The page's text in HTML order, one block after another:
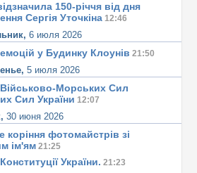
150-річчя від дня
Сергія Уточкіна 12:46
6 июля 2026
у Будинку Клоунів 21:50
5 июля 2026
Морських Сил
Сил України 12:07
30 июня 2026
корiння фотомайстрiв зі
iм'ям 21:25
України. 21:23